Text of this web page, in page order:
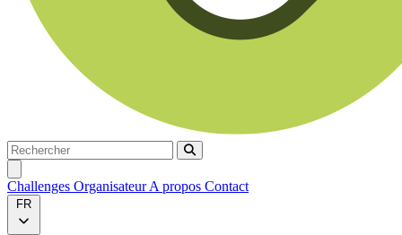
Rechercher
Rechercher
Challenges OrganisateurA propos Contact
FR